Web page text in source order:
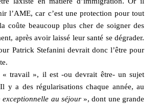
l’AME, car c’est une protection pour tout
coûte beaucoup plus cher de soigner des
après avoir laissé leur santé se dégrader.
Patrick Stefanini devrait donc l’être pour
« travail », il est -ou devrait être- un sujet
y a des régularisations chaque année, au
exceptionnelle au séjour», dont une grande